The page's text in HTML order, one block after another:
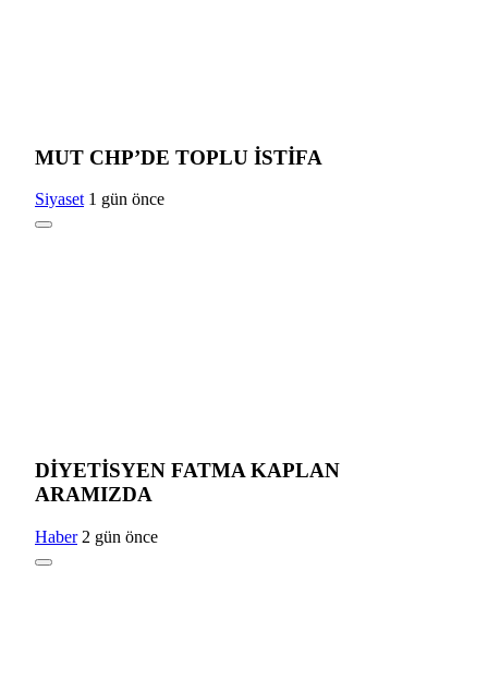
MUT CHP’DE TOPLU İSTİFA
Siyaset 1 gün önce
DİYETİSYEN FATMA KAPLAN
ARAMIZDA
Haber 2 gün önce